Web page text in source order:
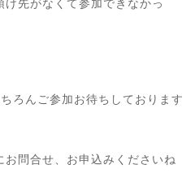
先がなくて参加できなかっ
ろんご参加お待ちしております
問合せ、お申込みくださいね